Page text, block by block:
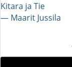
Kitara ja Tie
― Maarit Jussila